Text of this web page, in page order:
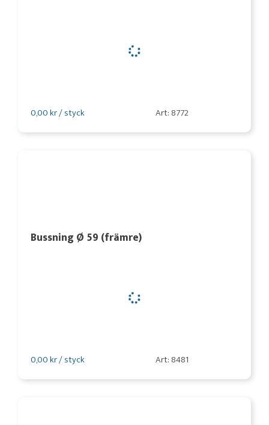
0,00 kr / styck Art: 8772
Bussning Ø 59 (främre)
0,00 kr / styck Art: 8481